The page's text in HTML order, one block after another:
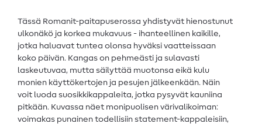
Tässä Romanit-paitapuserossa yhdistyvät hienostunut
ulkonäkö ja korkea mukavuus - ihanteellinen kaikille,
jotka haluavat tuntea olonsa hyväksi vaatteissaan
koko päivän. Kangas on pehmeästi ja sulavasti
laskeutuvaa, mutta säilyttää muotonsa eikä kulu
monien käyttökertojen ja pesujen jälkeenkään. Näin
voit luoda suosikkikappaleita, jotka pysyvät kauniina
pitkään. Kuvassa näet monipuolisen värivalikoiman:
voimakas punainen todellisiin statement-kappaleisiin,